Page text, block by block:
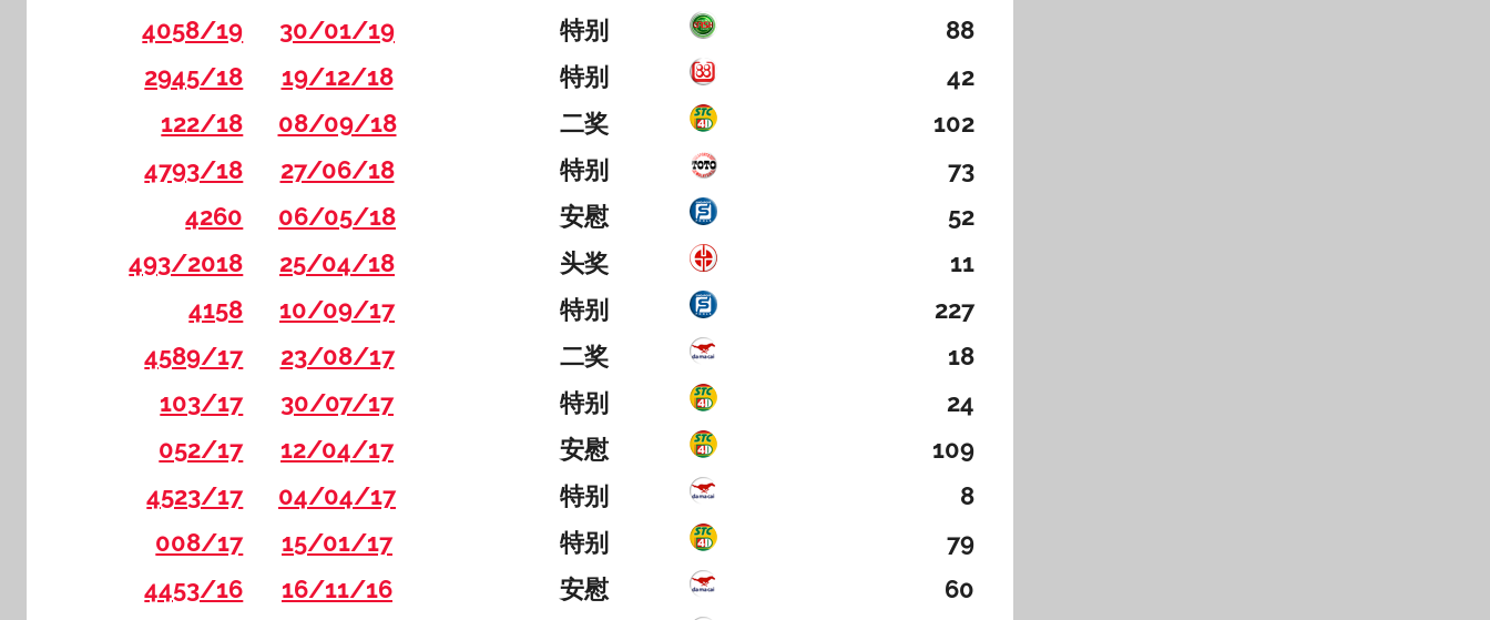
4058/19
30/01/19 特别
88
2945/18
19/12/18 特别
42
122/18
08/09/18 二奖
102
4793/18
27/06/18 特别
73
4260
06/05/18 安慰
52
493/2018
25/04/18 头奖
11
4158
10/09/17 特别
227
4589/17
23/08/17 二奖
18
103/17
30/07/17 特别
24
052/17
12/04/17 安慰
109
4523/17
04/04/17 特别
8
008/17
15/01/17 特别
79
4453/16
16/11/16 安慰
60